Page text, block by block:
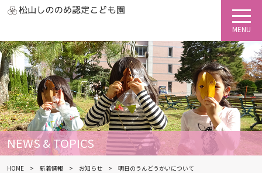
NEWS & TOPICS
HOME 新着情報 お知らせ 明日のうんどうかいについて